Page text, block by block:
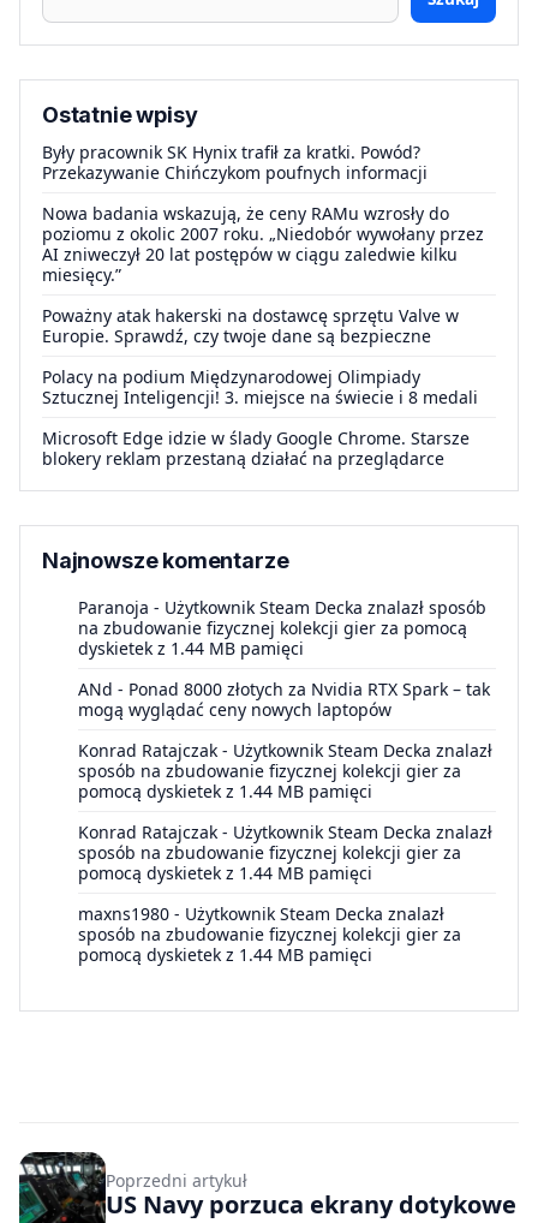
Ostatnie wpisy
Były pracownik SK Hynix trafił za kratki. Powód?
Przekazywanie Chińczykom poufnych informacji
Nowa badania wskazują, że ceny RAMu wzrosły do
poziomu z okolic 2007 roku. „Niedobór wywołany przez
AI zniweczył 20 lat postępów w ciągu zaledwie kilku
miesięcy.”
Poważny atak hakerski na dostawcę sprzętu Valve w
Europie. Sprawdź, czy twoje dane są bezpieczne
Polacy na podium Międzynarodowej Olimpiady
Sztucznej Inteligencji! 3. miejsce na świecie i 8 medali
Microsoft Edge idzie w ślady Google Chrome. Starsze
blokery reklam przestaną działać na przeglądarce
Najnowsze komentarze
Paranoja - Użytkownik Steam Decka znalazł sposób
na zbudowanie fizycznej kolekcji gier za pomocą
dyskietek z 1.44 MB pamięci
ANd - Ponad 8000 złotych za Nvidia RTX Spark – tak
mogą wyglądać ceny nowych laptopów
Konrad Ratajczak - Użytkownik Steam Decka znalazł
sposób na zbudowanie fizycznej kolekcji gier za
pomocą dyskietek z 1.44 MB pamięci
Konrad Ratajczak - Użytkownik Steam Decka znalazł
sposób na zbudowanie fizycznej kolekcji gier za
pomocą dyskietek z 1.44 MB pamięci
maxns1980 - Użytkownik Steam Decka znalazł
sposób na zbudowanie fizycznej kolekcji gier za
pomocą dyskietek z 1.44 MB pamięci
Poprzedni artykuł
US Navy porzuca ekrany dotykowe